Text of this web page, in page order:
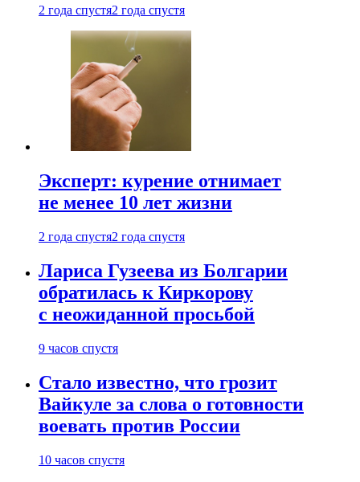
2 года спустя2 года спустя
Эксперт: курение отнимает
не менее 10 лет жизни
2 года спустя2 года спустя
Лариса Гузеева из Болгарии
обратилась к Киркорову
с неожиданной просьбой
9 часов спустя
Стало известно, что грозит
Вайкуле за слова о готовности
воевать против России
10 часов спустя